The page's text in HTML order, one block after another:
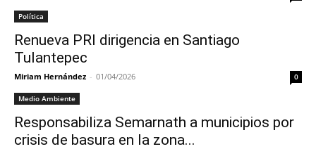
Política
Renueva PRI dirigencia en Santiago
Tulantepec
Miriam Hernández - 01/04/2026 0
Medio Ambiente
Responsabiliza Semarnath a municipios por
crisis de basura en la zona...